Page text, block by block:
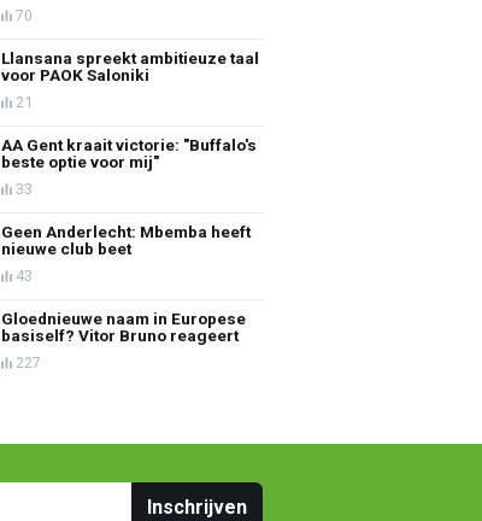
70
Llansana spreekt ambitieuze taal
voor PAOK Saloniki
21
AA Gent kraait victorie: "Buffalo's
beste optie voor mij"
33
Geen Anderlecht: Mbemba heeft
nieuwe club beet
43
Gloednieuwe naam in Europese
basiself? Vitor Bruno reageert
227
Inschrijven